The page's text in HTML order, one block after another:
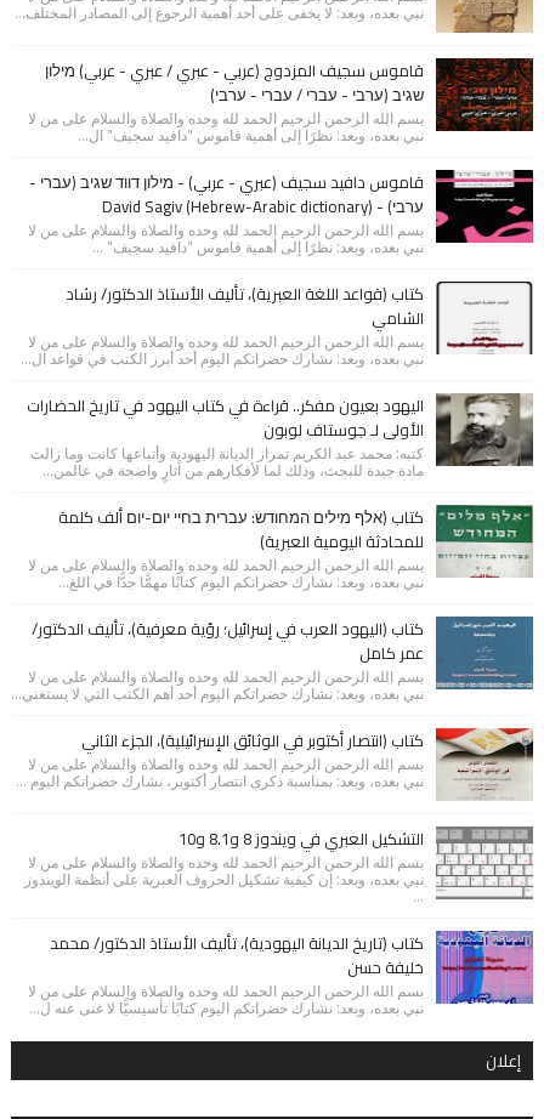
نبي بعده، وبعد: لا يخفى على أحد أهمية الرجوع إلى المصادر المختلف...
قاموس سجيف المزدوج (عربي - عبري / عبري - عربي) מילון
שגיב (ערבי - עברי / עברי - ערבי)
بسم الله الرحمن الرحيم الحمد لله وحده والصلاة والسلام على من لا
نبي بعده، وبعد: نظرًا إلى أهمية قاموس "دافيد سجيف" ال...
قاموس دافيد سجيف (عبري - عربي) - מילון דווד שגיב (עברי -
ערבי) - (David Sagiv (Hebrew-Arabic dictionary
بسم الله الرحمن الرحيم الحمد لله وحده والصلاة والسلام على من لا
نبي بعده، وبعد: نظرًا إلى أهمية قاموس "دافيد سجيف" ...
كتاب (قواعد اللغة العبرية)، تأليف الأستاذ الدكتور/ رشاد
الشامي
بسم الله الرحمن الرحيم الحمد لله وحده والصلاة والسلام على من لا
نبي بعده، وبعد: نشارك حضراتكم اليوم أحد أبرز الكتب في قواعد ال...
اليهود بعيون مفكر.. قراءة في كتاب اليهود في تاريخ الحضارات
الأولى لـ جوستاف لوبون
كتبه: محمد عبد الكريم تمراز الديانة اليهودية وأتباعها كانت وما زالت
مادة جيدة للبحث، وذلك لما لأفكارهم من آثارٍ واضحة في عالمن...
كتاب (אלף מילים המחודש: עברית בחיי יום-יום ألف كلمة
للمحادثة اليومية العبرية)
بسم الله الرحمن الرحيم الحمد لله وحده والصلاة والسلام على من لا
نبي بعده، وبعد: نشارك حضراتكم اليوم كتابًا مهمًّا جدًّا في اللغ...
كتاب (اليهود العرب في إسرائيل؛ رؤية معرفية)، تأليف الدكتور/
عمر كامل
بسم الله الرحمن الرحيم الحمد لله وحده والصلاة والسلام على من لا
نبي بعده، وبعد: نشارك حضراتكم اليوم أحد أهم الكتب التي لا يستغني...
كتاب (انتصار أكتوبر في الوثائق الإسرائيلية)، الجزء الثاني
بسم الله الرحمن الرحيم الحمد لله وحده والصلاة والسلام على من لا
نبي بعده، وبعد: بمناسبة ذكرى انتصار أكتوبر، نشارك حضراتكم اليوم ...
التشكيل العبري في ويندوز 8 و8.1 و10
بسم الله الرحمن الرحيم الحمد لله وحده والصلاة والسلام على من لا
نبي بعده، وبعد: إن كيفية تشكيل الحروف العبرية على أنظمة الويندوز
...
كتاب (تاريخ الديانة اليهودية)، تأليف الأستاذ الدكتور/ محمد
خليفة حسن
بسم الله الرحمن الرحيم الحمد لله وحده والصلاة والسلام على من لا
نبي بعده، وبعد: نشارك حضراتكم اليوم كتابًا تأسيسيًّا لا غنى عنه ل...
إعلان